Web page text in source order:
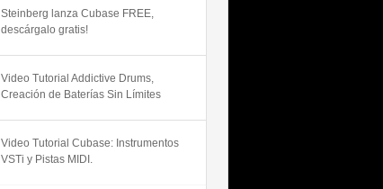
Steinberg lanza Cubase FREE,
descárgalo gratis!
Video Tutorial Addictive Drums,
Creación de Baterías Sin Límites
Video Tutorial Cubase: Instrumentos
VSTi y Pistas MIDI.